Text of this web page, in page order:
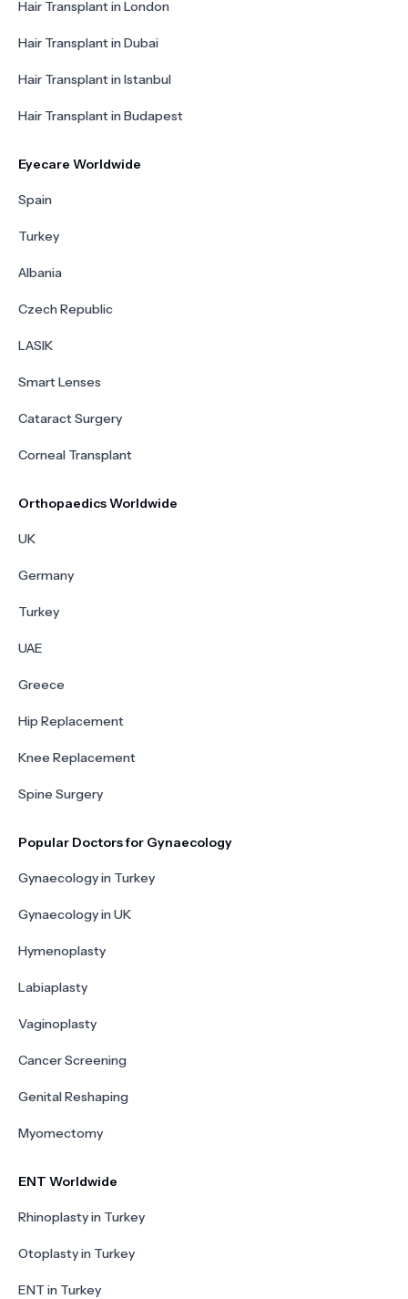
Hair Transplant in London
Hair Transplant in Dubai
Hair Transplant in Istanbul
Hair Transplant in Budapest
Eyecare Worldwide
Spain
Turkey
Albania
Czech Republic
LASIK
Smart Lenses
Cataract Surgery
Corneal Transplant
Orthopaedics Worldwide
UK
Germany
Turkey
UAE
Greece
Hip Replacement
Knee Replacement
Spine Surgery
Popular Doctors for Gynaecology
Gynaecology in Turkey
Gynaecology in UK
Hymenoplasty
Labiaplasty
Vaginoplasty
Cancer Screening
Genital Reshaping
Myomectomy
ENT Worldwide
Rhinoplasty in Turkey
Otoplasty in Turkey
ENT in Turkey